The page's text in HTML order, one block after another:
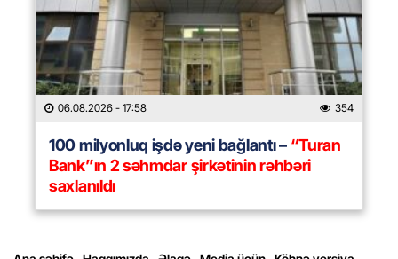
06.08.2026 - 17:58 354
100 milyonluq işdə yeni bağlantı –“Turan
Bank”ın 2 səhmdar şirkətinin rəhbəri
saxlanıldı